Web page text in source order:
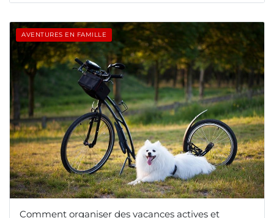
AVENTURES EN FAMILLE
Comment organiser des vacances actives et